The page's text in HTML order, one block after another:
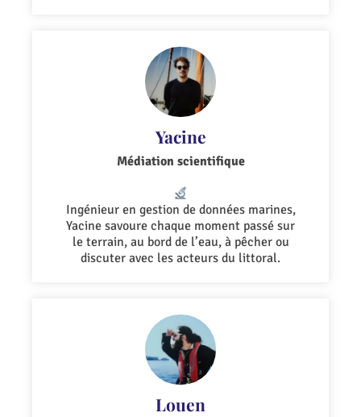
Yacine
Médiation scientifique
Ingénieur en gestion de données marines,
Yacine savoure chaque moment passé sur
le terrain, au bord de l’eau, à pêcher ou
discuter avec les acteurs du littoral.
Louen